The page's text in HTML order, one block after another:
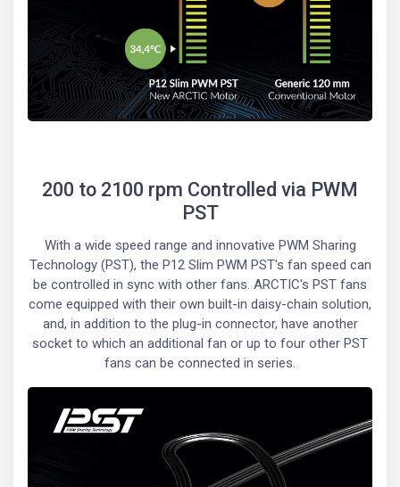
200 to 2100 rpm Controlled via PWM
PST
With a wide speed range and innovative PWM Sharing
Technology (PST), the P12 Slim PWM PST's fan speed can
be controlled in sync with other fans. ARCTIC's PST fans
come equipped with their own built-in daisy-chain solution,
and, in addition to the plug-in connector, have another
socket to which an additional fan or up to four other PST
fans can be connected in series.